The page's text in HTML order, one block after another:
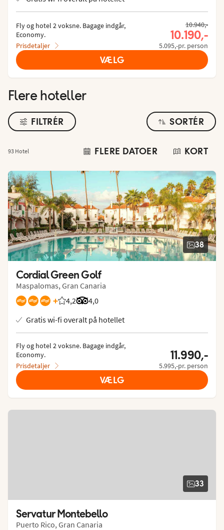
Fly og hotel 2 voksne. Bagage indgår,
Economy.
Prisdetaljer
Tidligere
10.940,-
10.190,-
5.095,-pr. person
VÆLG
Flere hoteller
FILTRÉR SORTÉR
93 Hotel FLERE DATOER KORT
38
Cordial Green Golf
Maspalomas, Gran Canaria
+ 4,2
Bedømmelse fra Spies gæster: 4.189/5
4,0
Bedømmelse fra Tripadvisor: 4 of 5
Gratis wi-fi overalt på hotellet
Fly og hotel 2 voksne. Bagage indgår,
Economy.
Prisdetaljer
11.990,-
5.995,-pr. person
VÆLG
33
Servatur Montebello
Puerto Rico, Gran Canaria